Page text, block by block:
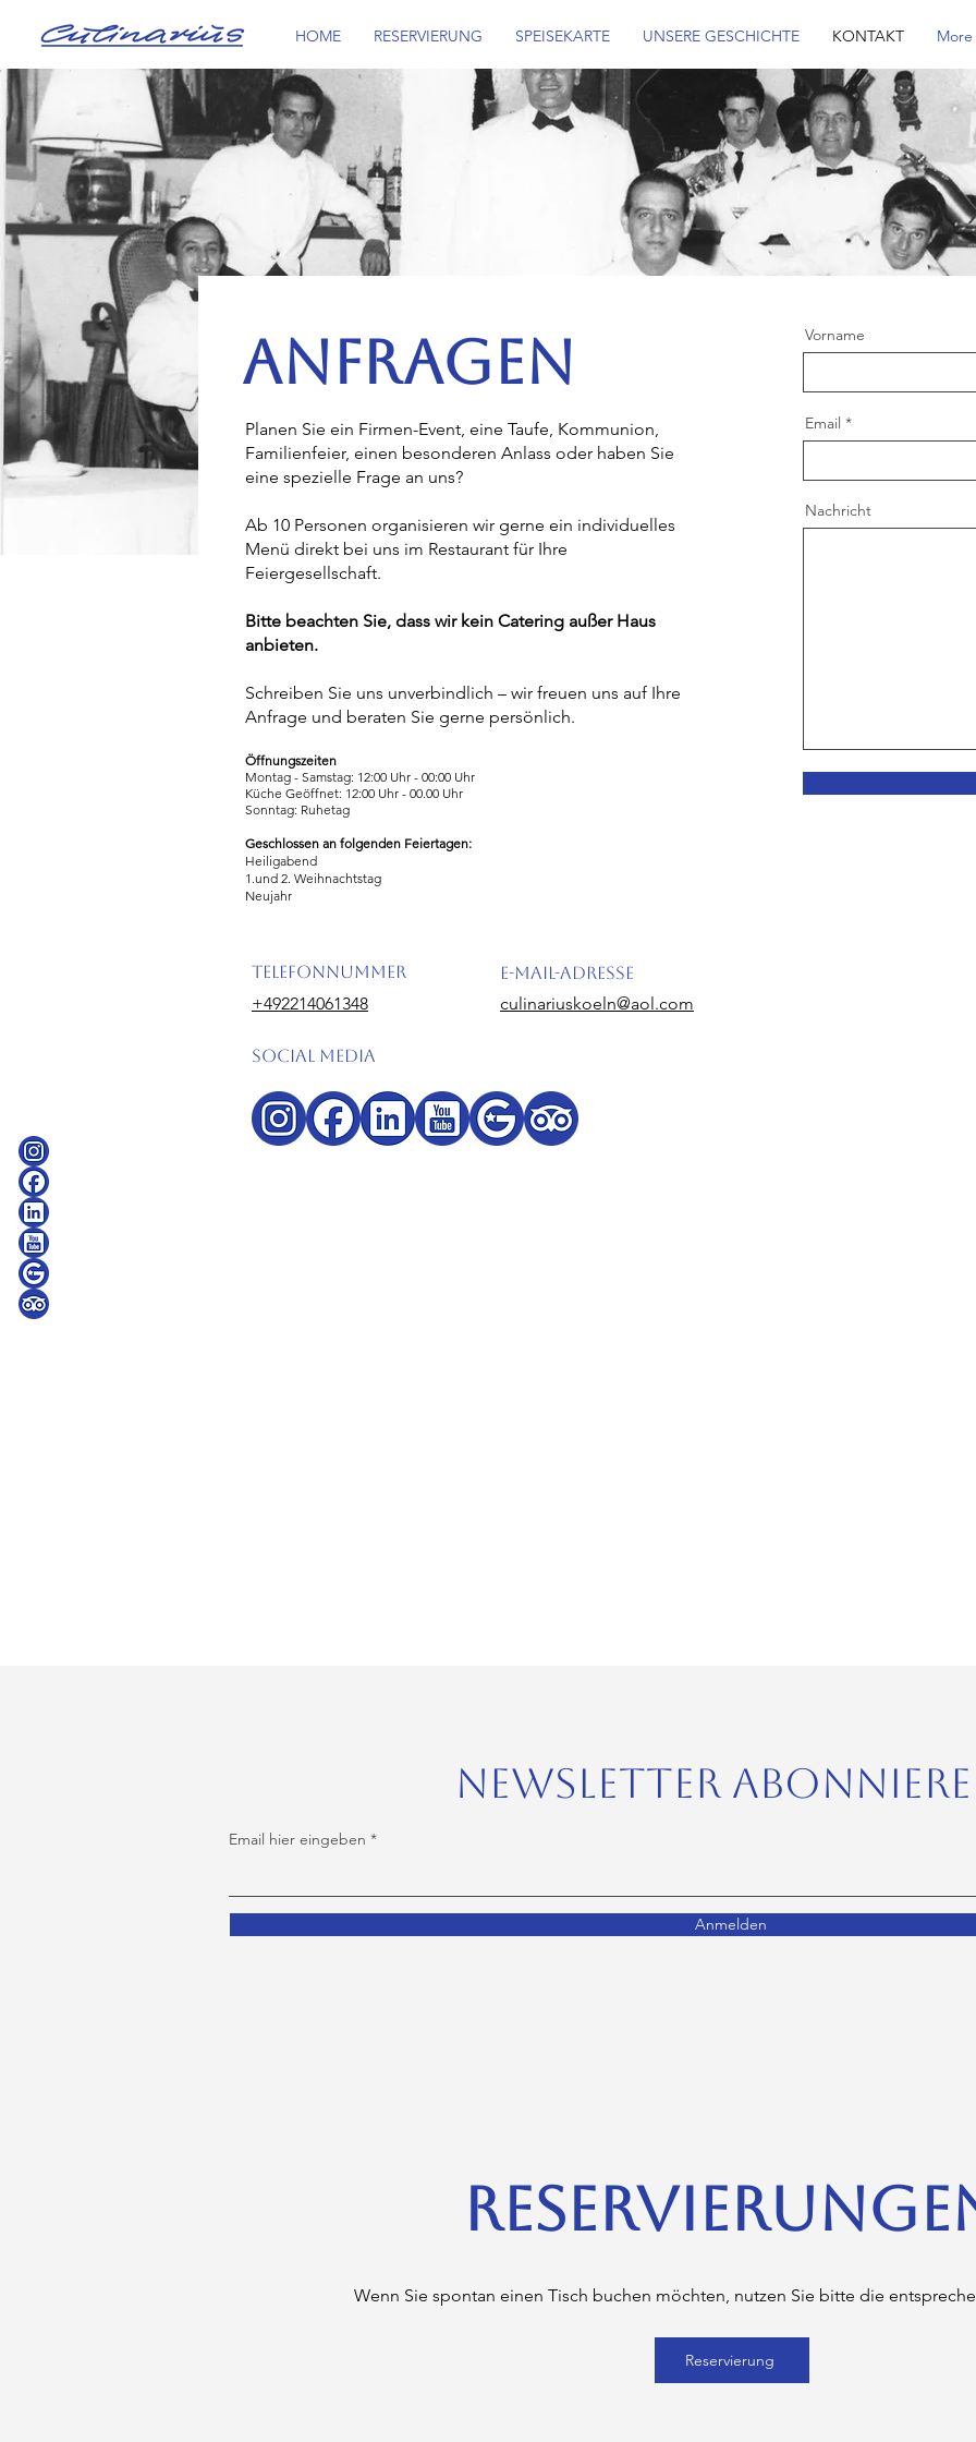
HOME RESERVIERUNG SPEISEKARTE UNSERE GESCHICHTE KONTAKT More
ANFRAGEN
Planen Sie ein Firmen-Event, eine Taufe, Kommunion,
Familienfeier, einen besonderen Anlass oder haben Sie
eine spezielle Frage an uns?
Ab 10 Personen organisieren wir gerne ein individuelles
Menü direkt bei uns im Restaurant für Ihre
Feiergesellschaft.
Bitte beachten Sie, dass wir kein Catering außer Haus
anbieten.
Schreiben Sie uns unverbindlich – wir freuen uns auf Ihre
Anfrage und beraten Sie gerne persönlich.
Öffnungszeiten
​Montag - Samstag: 12:00 Uhr - 00:00 Uhr
Küche Geöffnet: 12:00 Uhr - 00.00 Uhr
Sonntag: Ruhetag
Geschlossen an folgenden Feiertagen:
Heiligabend
1.und 2. Weihnachtstag
Neujahr
Telefonnummer
+492214061348
​E-Mail-Adresse
culinariuskoeln@aol.com
Social Media
Vorname
Email
Nachricht
Newsletter
Email hier eingeben
Anmelden
Wenn Sie spontan einen Tisch buchen möchten, nutzen Sie bitte die
Reservierung